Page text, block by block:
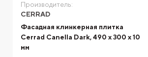
Производитель:
CERRAD
Фасадная клинкерная плитка
Cerrad Canella Dark, 490 x 300 x 10
мм